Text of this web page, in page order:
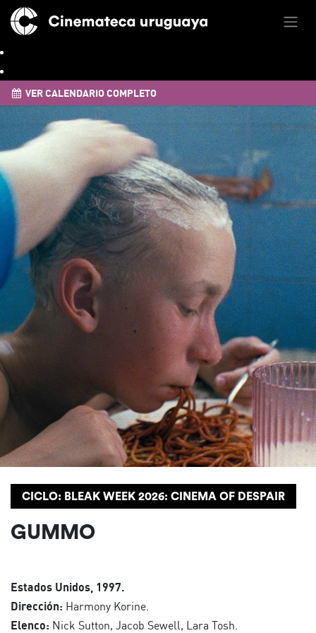
VER CALENDARIO COMPLETO
CICLO: BLEAK WEEK 2026: CINEMA OF DESPAIR
GUMMO
Estados Unidos, 1997.
Dirección: Harmony Korine.
Elenco: Nick Sutton, Jacob Sewell, Lara Tosh.